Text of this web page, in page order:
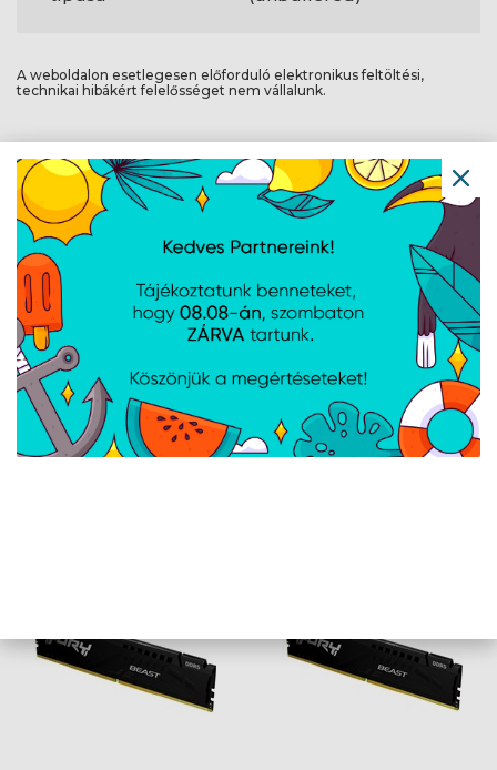
A weboldalon esetlegesen előforduló elektronikus feltöltési,
technikai hibákért felelősséget nem vállalunk.
AJÁNLATUNKBÓL